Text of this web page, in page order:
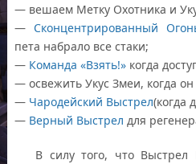
— вешаем Метку Охотника и
— Сконцентрированный
пета набрало все стаки;
— Команда «Взять!» когда
— освежить Укус Змеи, когда он
— Чародейский Выстрел(когда
— Верный Выстрелдля
В силу того, что Выстрел